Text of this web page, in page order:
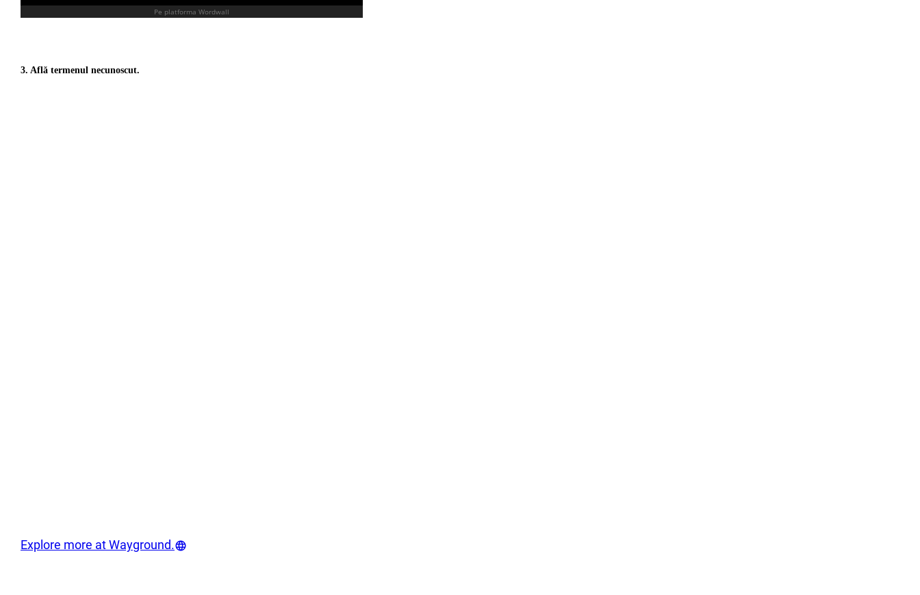
3. Află termenul necunoscut.
Explore more at Wayground.